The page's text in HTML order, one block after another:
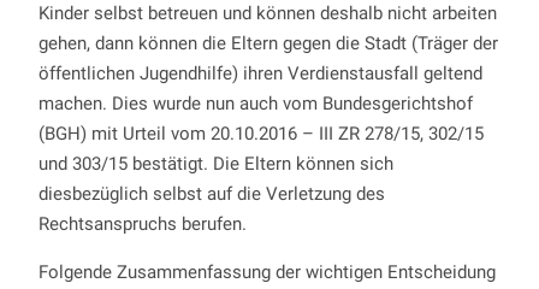
Kinder selbst betreuen und können deshalb nicht arbeiten
gehen, dann können die Eltern gegen die Stadt (Träger der
öffentlichen Jugendhilfe) ihren Verdienstausfall geltend
machen. Dies wurde nun auch vom Bundesgerichtshof
(BGH) mit Urteil vom 20.10.2016 – III ZR 278/15, 302/15
und 303/15 bestätigt. Die Eltern können sich
diesbezüglich selbst auf die Verletzung des
Rechtsanspruchs berufen.
Folgende Zusammenfassung der wichtigen Entscheidung